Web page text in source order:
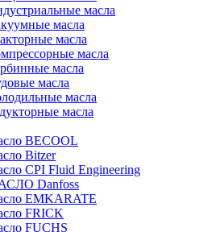
масла
масла
масла
масла
масла
масла
масла
масла
BECOOL
Bitzer
CPI Fluid Engineering
Danfoss
EMKARATE
FRICK
FUCHS